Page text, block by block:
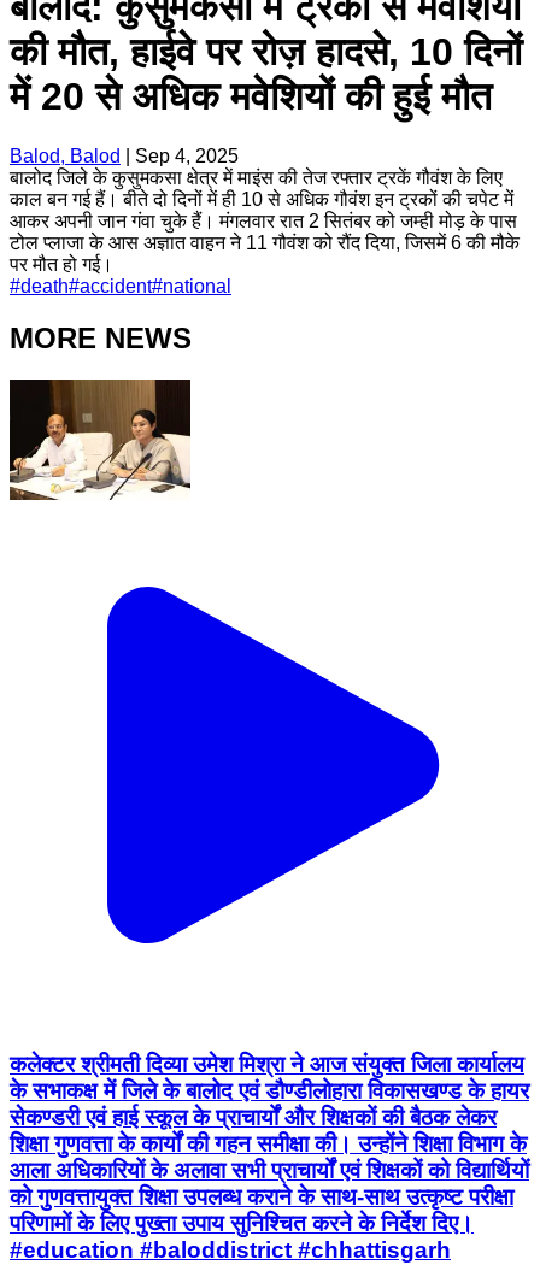
की मौत, हाईवे पर रोज़ हादसे, 10 दिनों
में 20 से अधिक मवेशियों की हुई मौत
Balod, Balod
Sep 4, 2025
बालोद जिले के कुसुमकसा क्षेत्र में माइंस की तेज रफ्तार ट्रकें गौवंश के लिए
काल बन गई हैं। बीते दो दिनों में ही 10 से अधिक गौवंश इन ट्रकों की चपेट में
आकर अपनी जान गंवा चुके हैं। मंगलवार रात 2 सितंबर को जम्ही मोड़ के पास
टोल प्लाजा के आस अज्ञात वाहन ने 11 गौवंश को रौंद दिया, जिसमें 6 की मौके
पर मौत हो गई।
#death#accident#national
MORE NEWS
कलेक्टर श्रीमती दिव्या उमेश मिश्रा ने आज संयुक्त जिला कार्यालय
के सभाकक्ष में जिले के बालोद एवं डौण्डीलोहारा विकासखण्ड के हायर
सेकण्डरी एवं हाई स्कूल के प्राचार्यों और शिक्षकों की बैठक लेकर
शिक्षा गुणवत्ता के कार्यों की गहन समीक्षा की। उन्होंने शिक्षा विभाग के
आला अधिकारियों के अलावा सभी प्राचार्यों एवं शिक्षकों को विद्यार्थियों
को गुणवत्तायुक्त शिक्षा उपलब्ध कराने के साथ-साथ उत्कृष्ट परीक्षा
परिणामों के लिए पुख्ता उपाय सुनिश्चित करने के निर्देश दिए।
#education #baloddistrict #chhattisgarh